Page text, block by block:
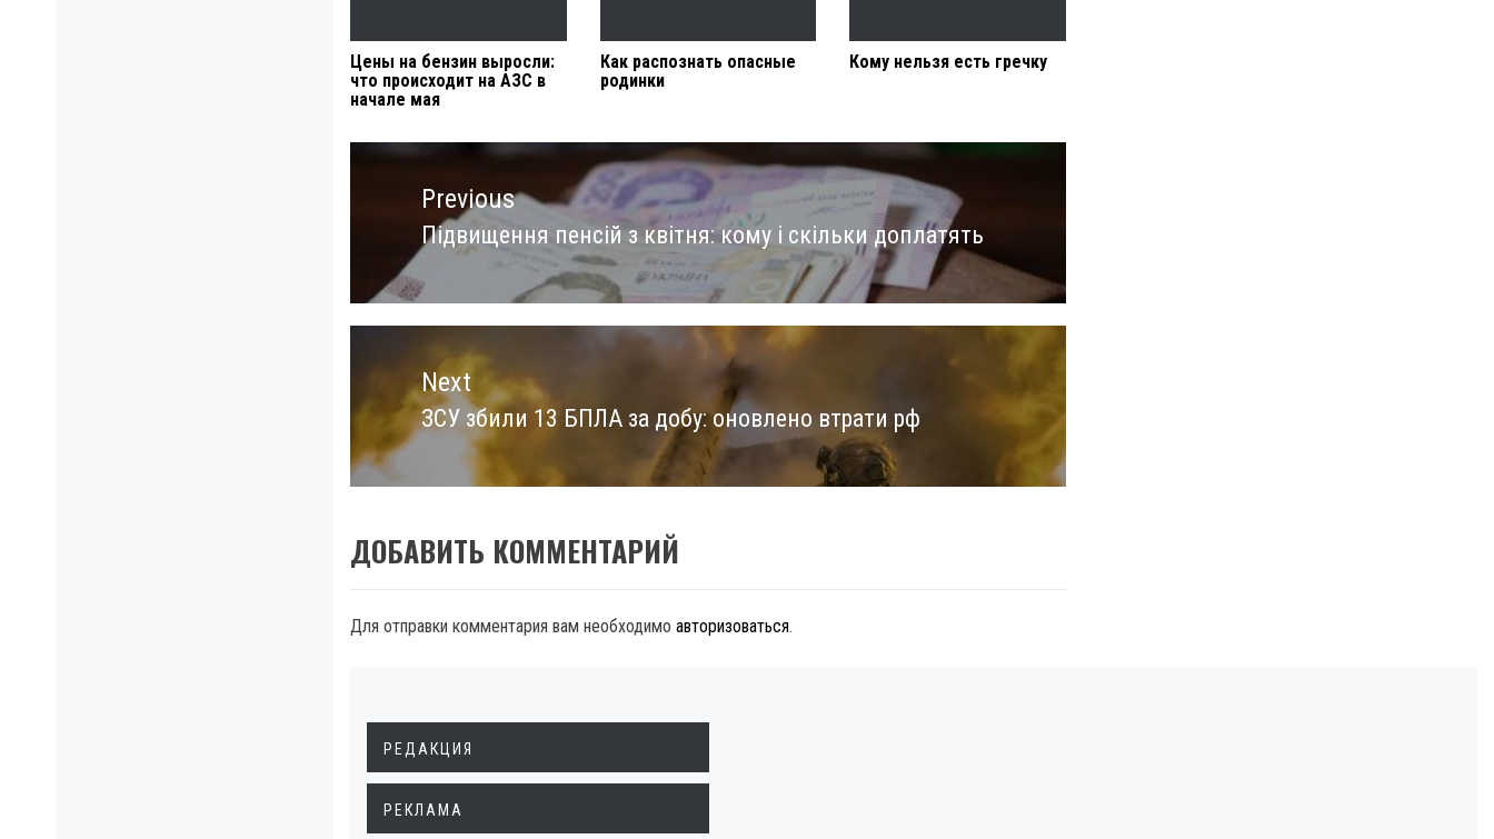
Цены на бензин выросли:
что происходит на АЗС в
начале мая
Как распознать опасные
родинки
Кому нельзя есть гречку
Навигация
записямPrevious
Previous
post:
Підвищення пенсій з квітня: кому і скільки доплатять
Next
Next
post:
ЗСУ збили 13 БПЛА за добу: оновлено втрати рф
ДОБАВИТЬ КОММЕНТАРИЙ
Для отправки комментария вам необходимо авторизоваться.
РЕДАКЦИЯ
РЕКЛАМА